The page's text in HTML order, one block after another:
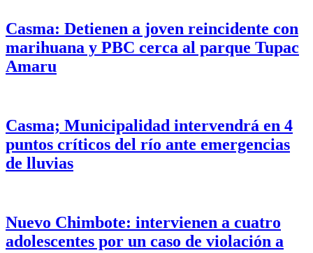
Casma: Detienen a joven reincidente con
marihuana y PBC cerca al parque Tupac
Amaru
Casma; Municipalidad intervendrá en 4
puntos críticos del río ante emergencias
de lluvias
Nuevo Chimbote: intervienen a cuatro
adolescentes por un caso de violación a